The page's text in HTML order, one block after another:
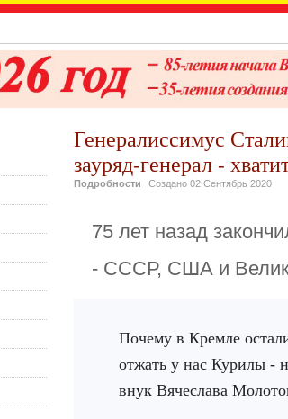
Генералиссимус
зауряд-генерал -
Подробности Создано 02 Сентябрь 2020
75 лет назад
- СССР, США и
Почему в Кремле
отжать у нас Курилы -
внук Вячеслава